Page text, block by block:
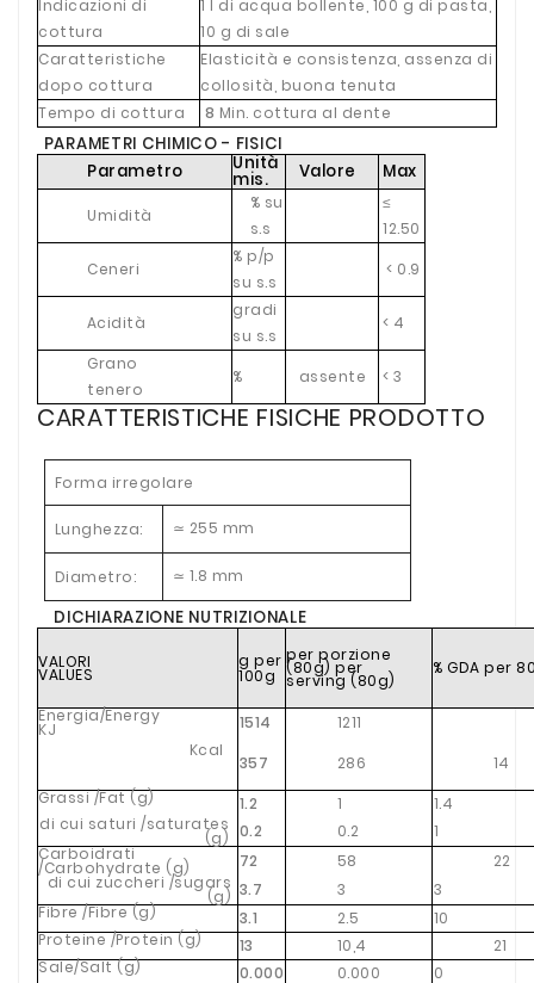
Indicazioni di
cottura
1 l di acqua bollente, 100 g di pasta,
10 g di sale
Caratteristiche
dopo cottura
Elasticità e consistenza, assenza di
collosità, buona tenuta
Tempo di cottura
8 Min. cottura al dente
PARAMETRI CHIMICO - FISICI
Parametro
Unità
mis. Valore Max
Umidità
% su
s.s
≤
12.50
Ceneri
% p/p
su s.s
< 0.9
Acidità
gradi
su s.s
< 4
Grano
tenero
% assente < 3
CARATTERISTICHE FISICHE PRODOTTO
Forma irregolare
Lunghezza: ≃ 255 mm
Diametro: ≃ 1.8 mm
DICHIARAZIONE NUTRIZIONALE
VALORI
VALUES
g per
100g
per porzione
(80g) per
serving (80g)
% GDA per
Energia/Energy
KJ 1514
1211
Kcal
357 286
14
Grassi /Fat (g)
1.2 1
1.4
di cui saturi /saturates
(g) 0.2 0.2
1
Carboidrati
/Carbohydrate (g) 72 58
22
di cui zuccheri /sugars
(g) 3.7 3
3
Fibre /Fibre (g)
3.1 2.5
10
Proteine /Protein (g)
13 10,4
21
Sale/Salt (g)
0.000 0.000
0